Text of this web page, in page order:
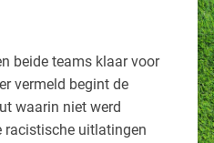
beide teams klaar voor
vermeld begint de
waarin niet werd
racistische uitlatingen